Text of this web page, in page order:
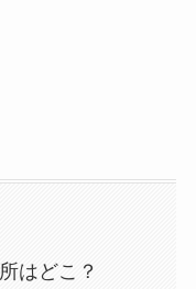
はどこ？